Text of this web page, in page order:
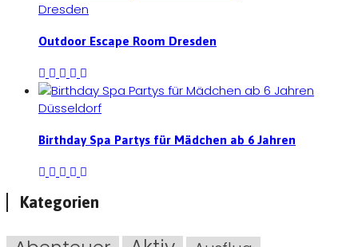
Dresden
Outdoor Escape Room Dresden
Düsseldorf
Birthday Spa Partys für Mädchen ab 6 Jahren
Kategorien